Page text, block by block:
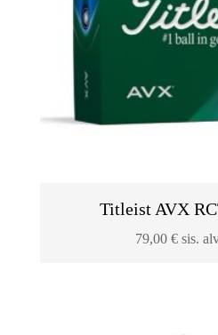
Titleist AVX
79,00€ sis.